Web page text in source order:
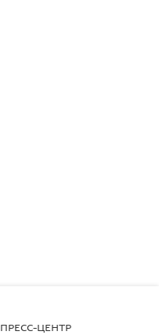
ПРЕСС-ЦЕНТР